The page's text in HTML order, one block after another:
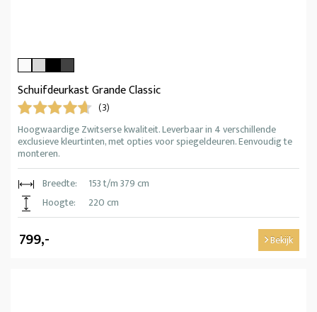
Schuifdeurkast Grande Classic
(3)
Hoogwaardige Zwitserse kwaliteit. Leverbaar in 4 verschillende
exclusieve kleurtinten, met opties voor spiegeldeuren. Eenvoudig te
monteren.
Breedte:
153 t/m 379 cm
Hoogte:
220 cm
799,- Bekijk